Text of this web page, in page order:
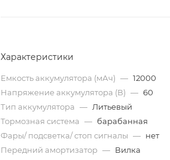
Характеристики
Емкость аккумулятора (мАч) — 12000
Напряжение аккумулятора (В) — 60
Тип аккумулятора — Литьевый
Тормозная система — барабанная
Фары/ подсветка/ стоп сигналы — нет
Передний амортизатор — Вилка